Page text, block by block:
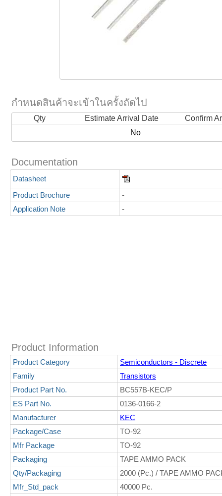
กำหนดสินค้าจะเข้าในครั้งถัดไป
Qty Estimate Arrival Date
Confirm
No
Documentation
Datasheet
Product Brochure
-
Application Note
-
Product Information
Product Category
Semiconductors - Discrete
Family
Transistors
Product Part No.
BC557B-KEC/P
ES Part No.
0136-0166-2
Manufacturer
KEC
Package/Case
TO-92
Mfr Package
TO-92
Packaging
TAPE AMMO PACK
Qty/Packaging
2000 (Pc.) / TAPE AMMO
Mfr_Std_pack
40000 Pc.